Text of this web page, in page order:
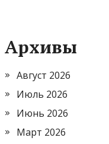
Архивы
Август 2026
Июль 2026
Июнь 2026
Март 2026